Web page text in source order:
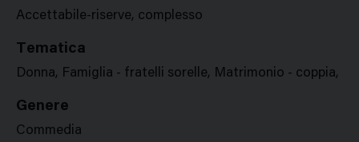
Accettabile-riserve, complesso
Tematica
Donna, Famiglia - fratelli sorelle, Matrimonio - coppia,
Genere
Commedia